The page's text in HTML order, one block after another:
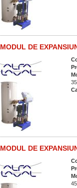
MODUL DE
MODUL DE